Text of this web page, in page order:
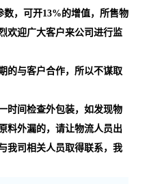
，可开13%的增值，所售物
欢迎广大客户来公司进行监
的与客户合作，所以不谋取
时间检查外包装，如发现物
料外漏的，请让物流人员出
我司相关人员取得联系，我